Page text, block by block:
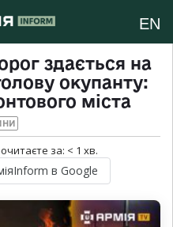
EN
здається на
окупанту:
міста
за: < 1 хв.
в Google